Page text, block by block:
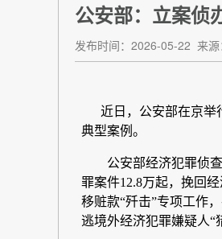
公安部：立案侦
发布时间：2026-05-22 来